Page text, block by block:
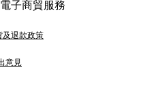
子商貿服務
及退款政策
意見